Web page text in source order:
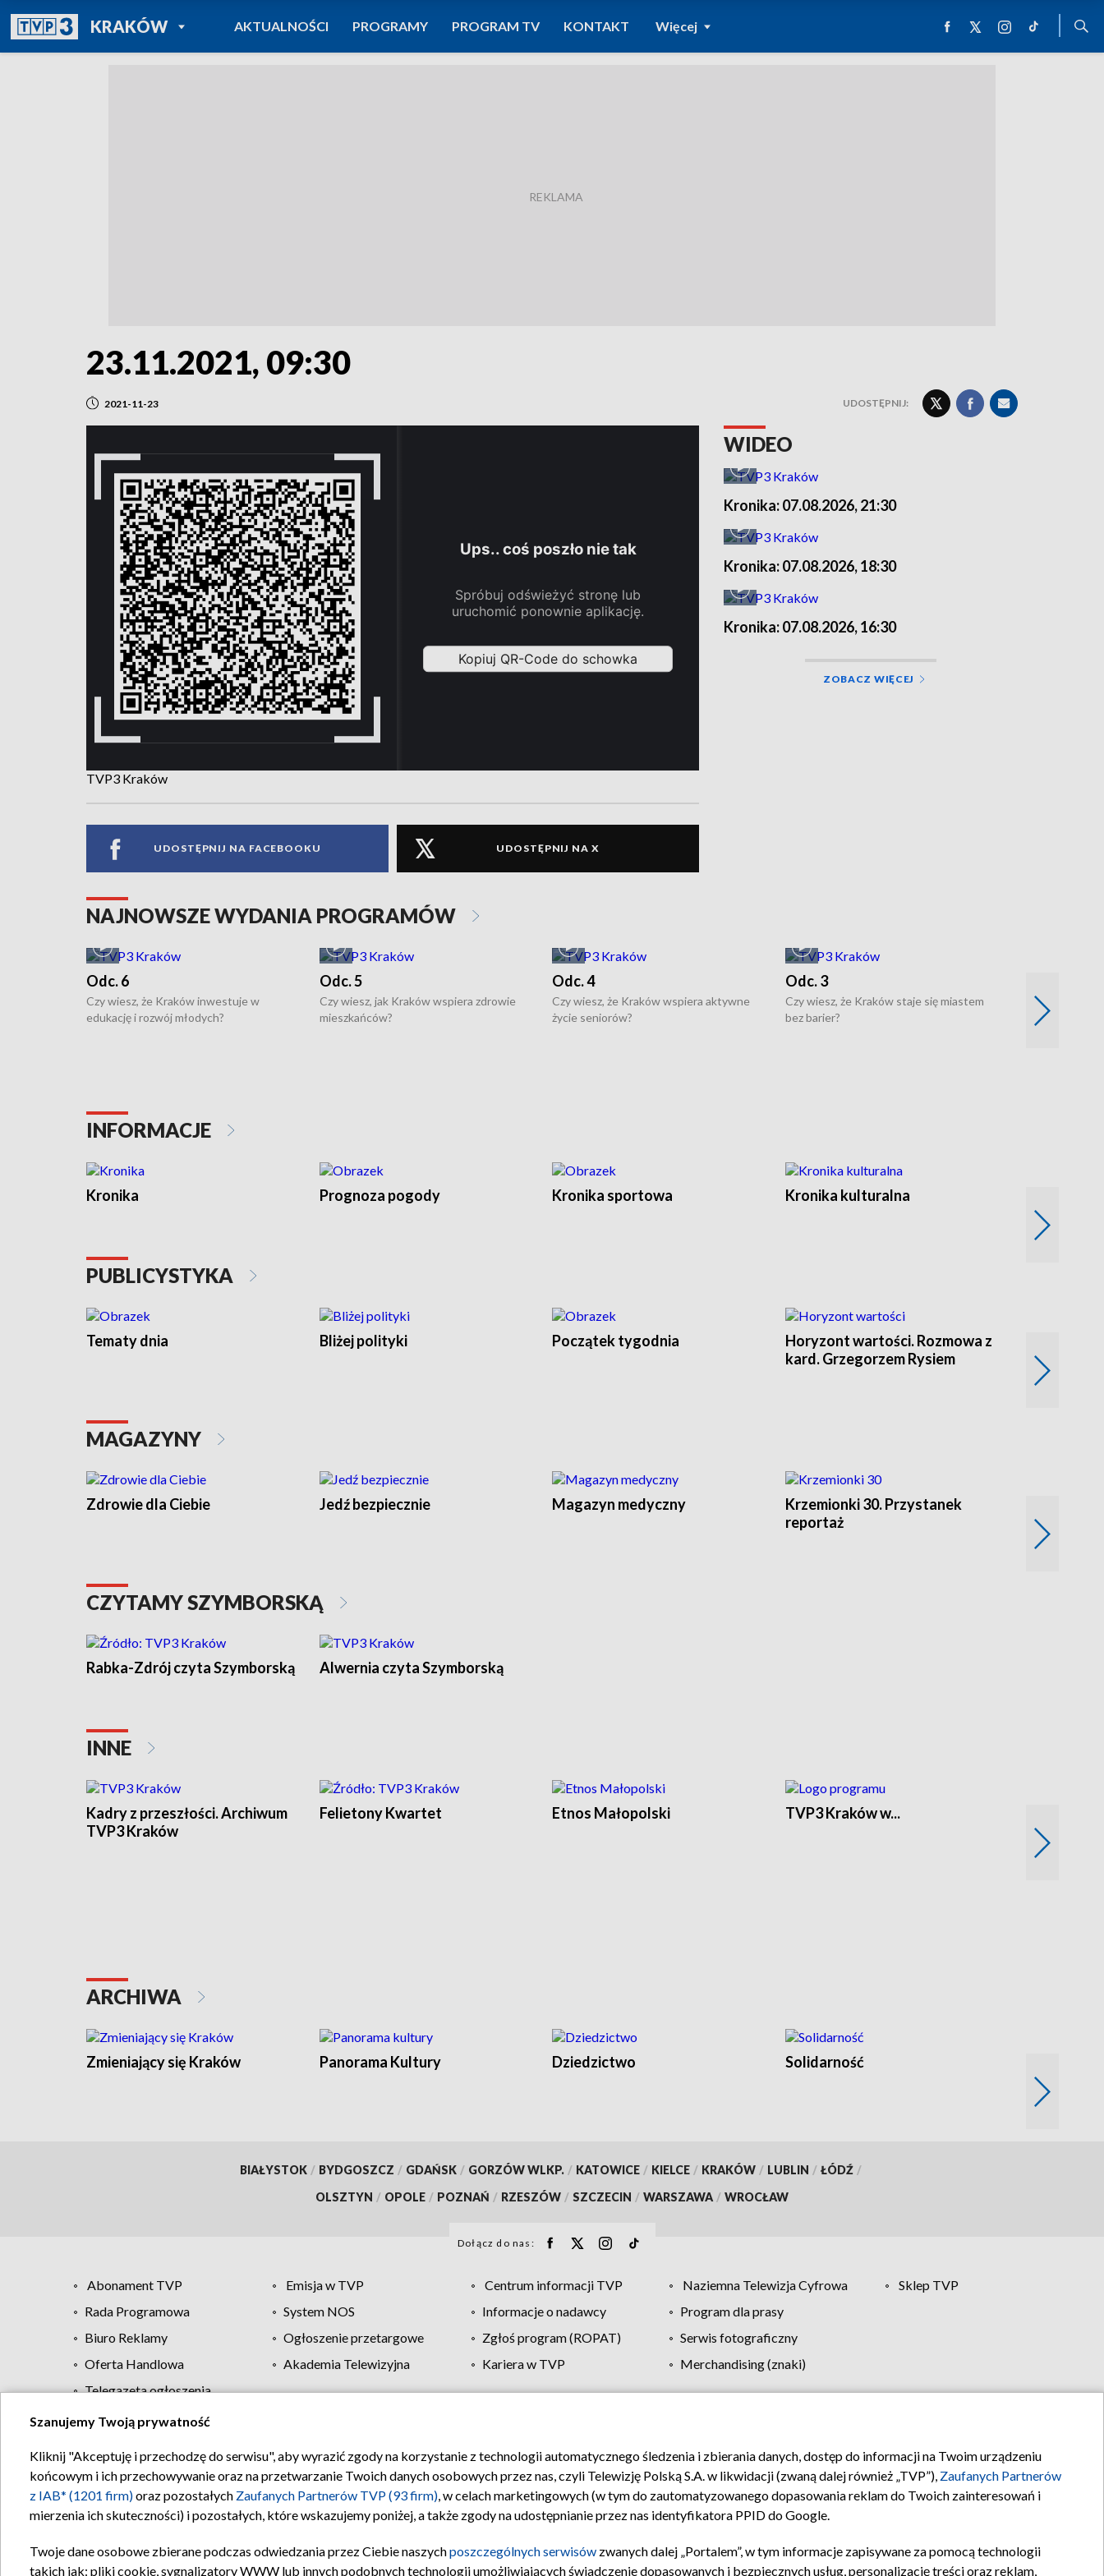
KRAKÓWPOWRÓT DO
TVP REGIONY
AKTUALNOŚCI PROGRAMY PROGRAM TV KONTAKT Więcej
23.11.2021, 09:30
2021-11-23 UDOSTĘPNIJ:
TVP3 Kraków
UDOSTĘPNIJ NA FACEBOOKU UDOSTĘPNIJ NA X
WIDEO
Kronika: 07.08.2026, 21:30
Kronika: 07.08.2026, 18:30
Kronika: 07.08.2026, 16:30
ZOBACZ WIĘCEJ
NAJNOWSZE WYDANIA PROGRAMÓW
Odc. 6
Czy wiesz, że Kraków inwestuje w
edukację i rozwój młodych?
Odc. 5
Czy wiesz, jak Kraków wspiera zdrowie
mieszkańców?
Odc. 4
Czy wiesz, że Kraków wspiera aktywne
życie seniorów?
Odc. 3
Czy wiesz, że Kraków staje się miastem
bez barier?
Czy wiesz, że
poprawia jakość
INFORMACJE
Kronika Prognoza pogody Kronika sportowa Kronika kulturalna
PUBLICYSTYKA
Tematy dnia Bliżej polityki Początek tygodnia
Horyzont wartości. Rozmowa z
kard. Grzegorzem Rysiem
MAGAZYNY
Zdrowie dla Ciebie Jedź bezpiecznie Magazyn medyczny
Krzemionki 30. Przystanek
reportaż
CZYTAMY SZYMBORSKĄ
Rabka-Zdrój czyta Szymborską Alwernia czyta Szymborską
INNE
Kadry z przeszłości. Archiwum
TVP3 Kraków
Felietony Kwartet Etnos Małopolski TVP3 Kraków w...
ARCHIWA
Zmieniający się Kraków Panorama Kultury Dziedzictwo Solidarność
BIAŁYSTOK / BYDGOSZCZ / GDAŃSK / GORZÓW WLKP. / KATOWICE / KIELCE / KRAKÓW / LUBLIN / ŁÓDŹ /
OLSZTYN / OPOLE / POZNAŃ / RZESZÓW / SZCZECIN / WARSZAWA / WROCŁAW
Dołącz do nas:
Abonament TVP Emisja w TVP Centrum informacji TVP Naziemna Telewizja Cyfrowa
Sklep TVP
Rada Programowa
System NOS Informacje o nadawcy
Program dla prasy
Biuro Reklamy
Ogłoszenie przetargowe Zgłoś program (ROPAT)
Serwis fotograficzny
Oferta Handlowa
Akademia Telewizyjna Kariera w TVP
Merchandising (znaki)
Telegazeta ogłoszenia
Regulamin TVP Polityka prywatności Moje zgody Pomoc Biuro reklamy Kontakt
Szanujemy Twoją prywatność
Kliknij "Akceptuję i przechodzę do serwisu", aby wyrazić zgody na korzystanie z technologii automatycznego śledzenia i zbierania danych, dostęp do informacji na Twoim urządzeniu
końcowym i ich przechowywanie oraz na przetwarzanie Twoich danych osobowych przez nas, czyli Telewizję Polską S.A. w likwidacji (zwaną dalej również „TVP”), Zaufanych Partnerów
z IAB* (1201 firm)oraz pozostałych Zaufanych Partnerów TVP (93 firm), w celach marketingowych (w tym do zautomatyzowanego dopasowania reklam do Twoich zainteresowań i
mierzenia ich skuteczności) i pozostałych, które wskazujemy poniżej, a także zgody na udostępnianie przez nas identyfikatora PPID do Google.
Twoje dane osobowe zbierane podczas odwiedzania przez Ciebie naszychposzczególnych serwisów zwanych dalej „Portalem”, w tym informacje zapisywane za pomocą technologii
takich jak: pliki cookie, sygnalizatory WWW lub innych podobnych technologii umożliwiających świadczenie dopasowanych i bezpiecznych usług, personalizację treści oraz reklam,